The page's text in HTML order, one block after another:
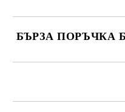
БЪРЗА ПОРЪЧКА